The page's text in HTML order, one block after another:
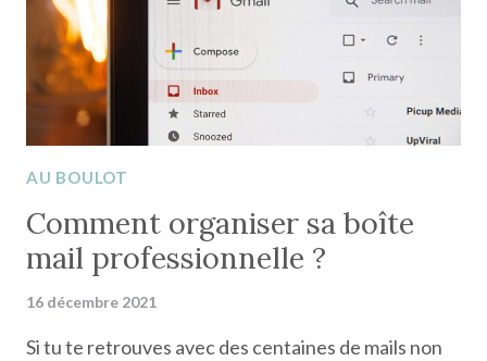
AU BOULOT
Comment organiser sa boîte
mail professionnelle ?
16 décembre 2021
Si tu te retrouves avec des centaines de mails non